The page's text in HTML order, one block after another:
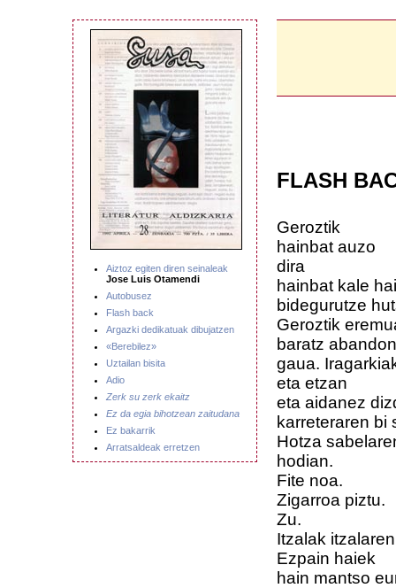
Aiztoz egiten diren seinaleak
Jose Luis Otamendi
Autobusez
Flash back
Argazki dedikatuak dibujatzen
«Berebilez»
Uztailan bisita
Adio
Zerk su zerk ekaitz
Ez da egia bihotzean zaitudana
Ez bakarrik
Arratsaldeak erretzen
FLASH
Geroztik
hainbat auzo
dira
hainbat kale
bidegurutze
Geroztik
baratz
gaua.
eta etzan
eta aidanez
karreteraren bi
Hotza
hodian.
Fite noa.
Zigarroa piztu.
Zu.
Itzalak
Ezpain haiek
hain mantso